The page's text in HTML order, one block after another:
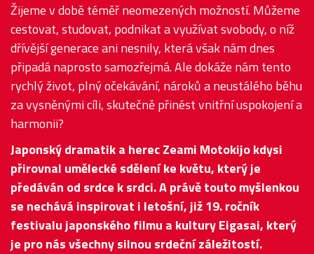
Žijeme v době téměř neomezených možností. Můžeme
cestovat, studovat, podnikat a využívat svobody, o níž
dřívější generace ani nesnily, která však nám dnes
připadá naprosto samozřejmá. Ale dokáže nám tento
rychlý život, plný očekávání, nároků a neustálého běhu
za vysněnými cíli, skutečně přinést vnitřní uspokojení a
harmonii?
Japonský dramatik a herec Zeami Motokijo kdysi
přirovnal umělecké sdělení ke květu, který je
předáván od srdce k srdci. A právě touto myšlenkou
se nechává inspirovat i letošní, již 19. ročník
festivalu japonského filmu a kultury Eigasai, který
je pro nás všechny silnou srdeční záležitostí.